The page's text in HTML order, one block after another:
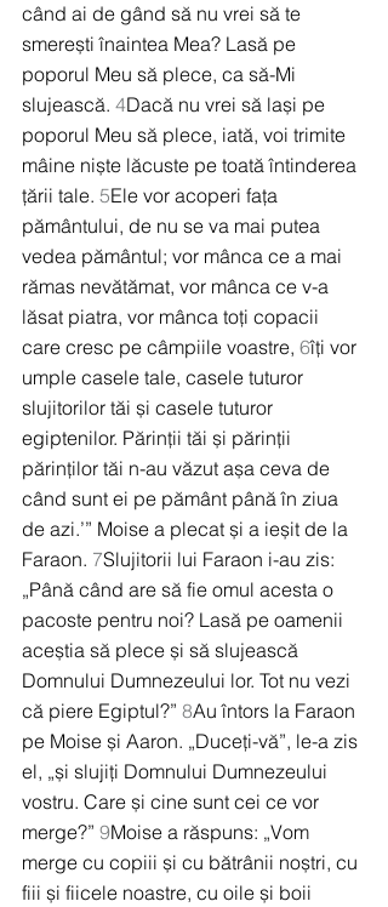
când ai de gând să nu vrei să te
smerești înaintea Mea? Lasă pe
poporul Meu să plece, ca să-Mi
slujească. 4Dacă nu vrei să lași pe
poporul Meu să plece, iată, voi trimite
mâine niște lăcuste pe toată întinderea
țării tale. 5Ele vor acoperi fața
pământului, de nu se va mai putea
vedea pământul; vor mânca ce a mai
rămas nevătămat, vor mânca ce v-a
lăsat piatra, vor mânca toți copacii
care cresc pe câmpiile voastre, 6îți vor
umple casele tale, casele tuturor
slujitorilor tăi și casele tuturor
egiptenilor. Părinții tăi și părinții
părinților tăi n-au văzut așa ceva de
când sunt ei pe pământ până în ziua
de azi.’” Moise a plecat și a ieșit de la
Faraon. 7Slujitorii lui Faraon i-au zis:
„Până când are să fie omul acesta o
pacoste pentru noi? Lasă pe oamenii
aceștia să plece și să slujească
Domnului Dumnezeului lor. Tot nu vezi
că piere Egiptul?” 8Au întors la Faraon
pe Moise și Aaron. „Duceți-vă”, le-a zis
el, „și slujiți Domnului Dumnezeului
vostru. Care și cine sunt cei ce vor
merge?” 9Moise a răspuns: „Vom
merge cu copiii și cu bătrânii noștri, cu
fiii și fiicele noastre, cu oile și boii